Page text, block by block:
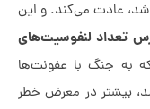
می‌کند. و این
لنفوسیت‌های
با عفونت‌ها
در معرض خطر